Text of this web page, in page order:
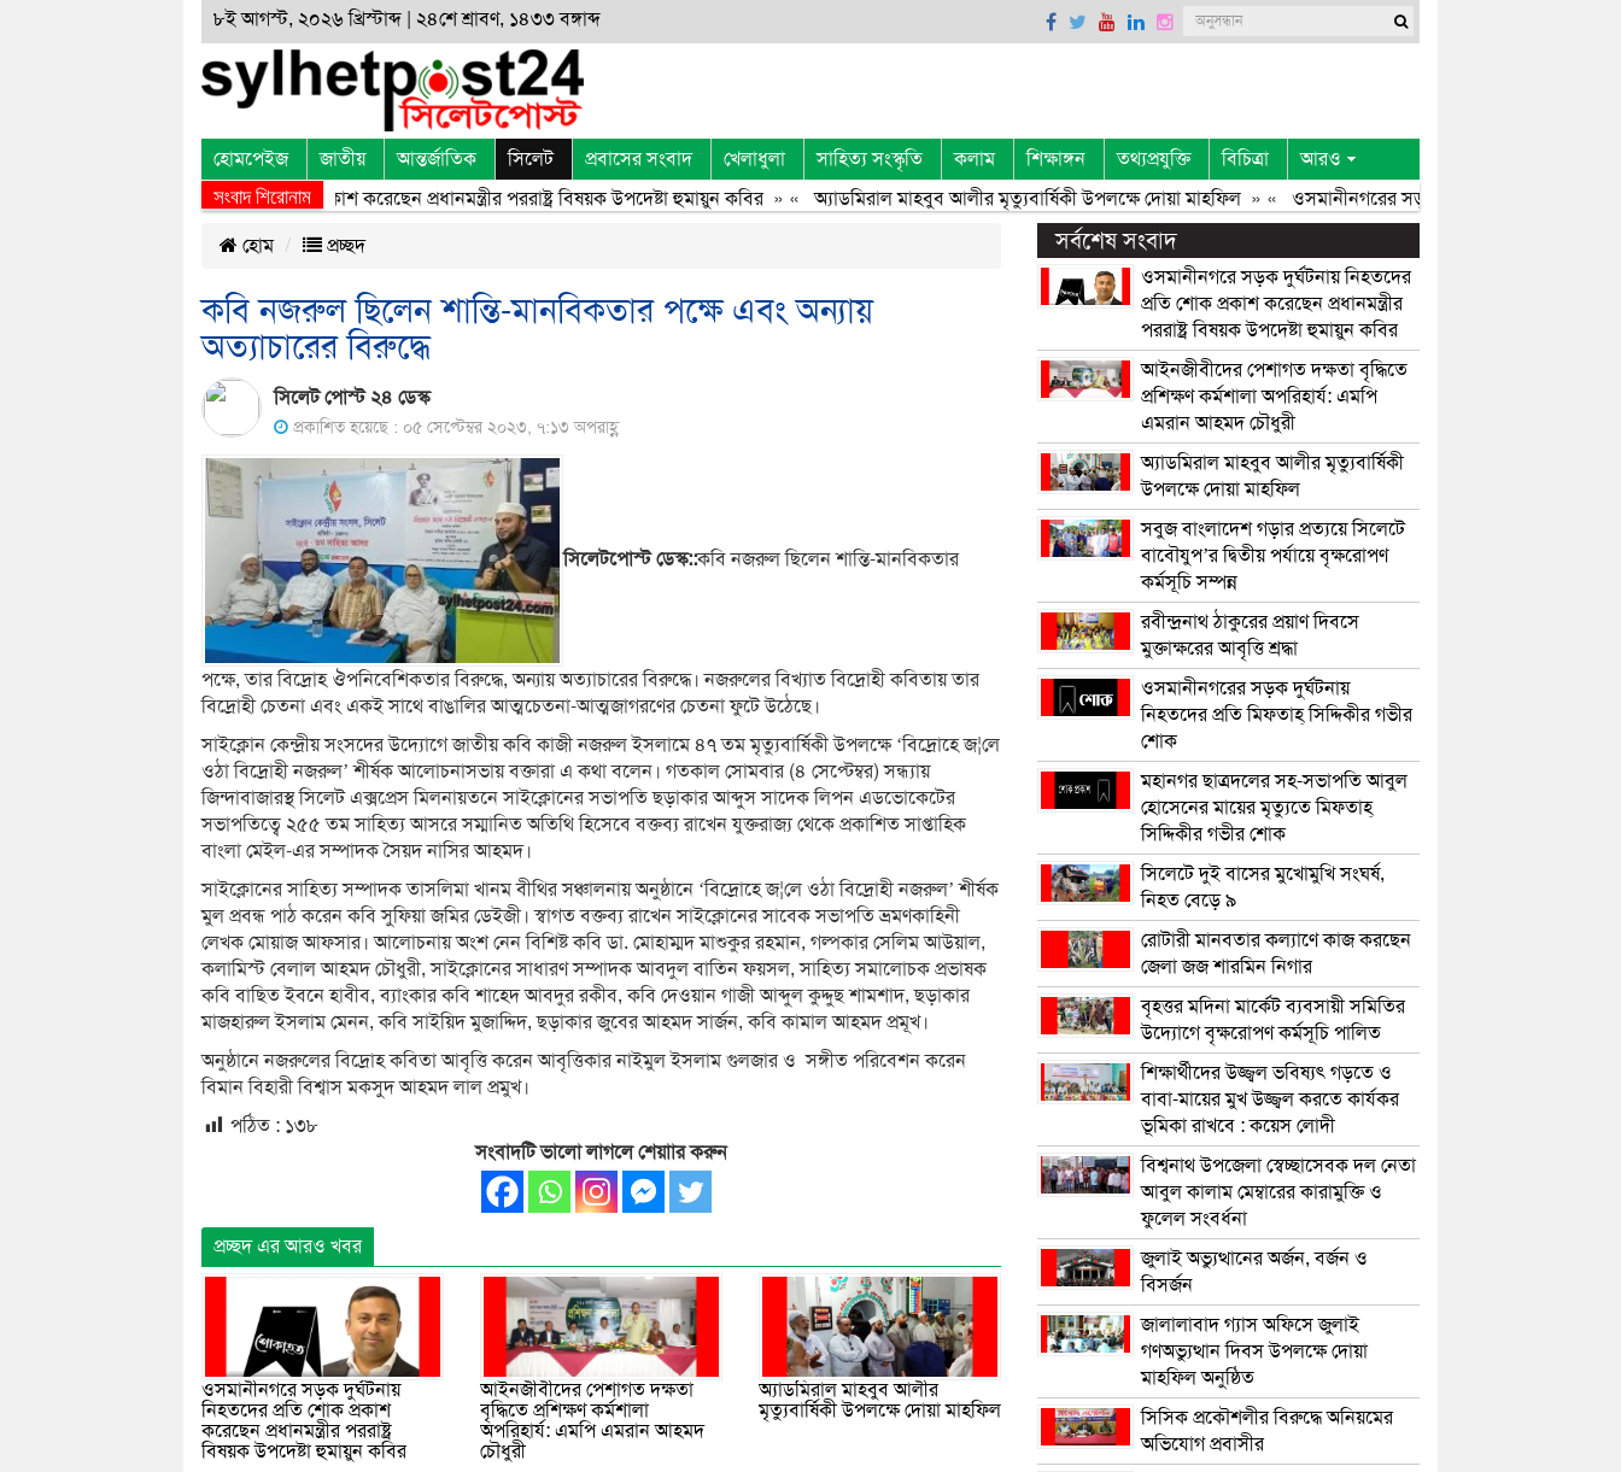
৮ই আগস্ট, ২০২৬ খ্রিস্টাব্দ | ২৪শে শ্রাবণ, ১৪৩৩ বঙ্গাব্দ
হোমপেইজ জাতীয় আন্তর্জাতিক সিলেট প্রবাসের সংবাদ খেলাধুলা সাহিত্য সংস্কৃতি কলাম শিক্ষাঙ্গন তথ্যপ্রযুক্তি বিচিত্রা আরও
সংবাদ শিরোনাম
সড়ক দুর্ঘটনায় নিহতদের প্রতি শোক প্রকাশ করেছেন প্রধানমন্ত্রীর পররাষ্ট্র বিষয়ক উপদেষ্টা হুমায়ুন কবির» « অ্যাডমিরাল মাহবুব আলীর মৃত্যুবার্ষিকী উপলক্ষে দোয়া মাহফিল» « ওসমানীনগরের সড়ক দুর্ঘটনায় নিহতদের প্রতি
হোম
প্রচ্ছদ
কবি নজরুল ছিলেন শান্তি-মানবিকতার পক্ষে এবং অন্যায়
অত্যাচারের বিরুদ্ধে
সিলেট পোস্ট ২৪ ডেস্ক
প্রকাশিত হয়েছে : ০৫ সেপ্টেম্বর ২০২৩, ৭:১৩ অপরাহ্ণ
সিলেটপোস্ট ডেস্ক::কবি নজরুল ছিলেন শান্তি-মানবিকতার
পক্ষে, তার বিদ্রোহ ঔপনিবেশিকতার বিরুদ্ধে, অন্যায় অত্যাচারের বিরুদ্ধে। নজরুলের বিখ্যাত বিদ্রোহী কবিতায় তার
বিদ্রোহী চেতনা এবং একই সাথে বাঙালির আত্মচেতনা-আত্মজাগরণের চেতনা ফুটে উঠেছে।
সাইক্লোন কেন্দ্রীয় সংসদের উদ্যোগে জাতীয় কবি কাজী নজরুল ইসলামে ৪৭ তম মৃত্যুবার্ষিকী উপলক্ষে ‘বিদ্রোহে জ¦লে
ওঠা বিদ্রোহী নজরুল’ শীর্ষক আলোচনাসভায় বক্তারা এ কথা বলেন। গতকাল সোমবার (৪ সেপ্টেম্বর) সন্ধ্যায়
জিন্দাবাজারস্থ সিলেট এক্সপ্রেস মিলনায়তনে সাইক্লোনের সভাপতি ছড়াকার আব্দুস সাদেক লিপন এডভোকেটের
সভাপতিত্বে ২৫৫ তম সাহিত্য আসরে সম্মানিত অতিথি হিসেবে বক্তব্য রাখেন যুক্তরাজ্য থেকে প্রকাশিত সাপ্তাহিক
বাংলা মেইল-এর সম্পাদক সৈয়দ নাসির আহমদ।
সাইক্লোনের সাহিত্য সম্পাদক তাসলিমা খানম বীথির সঞ্চালনায় অনুষ্ঠানে ‘বিদ্রোহে জ¦লে ওঠা বিদ্রোহী নজরুল’ শীর্ষক
মুল প্রবন্ধ পাঠ করেন কবি সুফিয়া জমির ডেইজী। স্বাগত বক্তব্য রাখেন সাইক্লোনের সাবেক সভাপতি ভ্রমণকাহিনী
লেখক মোয়াজ আফসার। আলোচনায় অংশ নেন বিশিষ্ট কবি ডা. মোহাম্মদ মাশুকুর রহমান, গল্পকার সেলিম আউয়াল,
কলামিস্ট বেলাল আহমদ চৌধুরী, সাইক্লোনের সাধারণ সম্পাদক আবদুল বাতিন ফয়সল, সাহিত্য সমালোচক প্রভাষক
কবি বাছিত ইবনে হাবীব, ব্যাংকার কবি শাহেদ আবদুর রকীব, কবি দেওয়ান গাজী আব্দুল কুদ্দুছ শামশাদ, ছড়াকার
মাজহারুল ইসলাম মেনন, কবি সাইয়িদ মুজাদ্দিদ, ছড়াকার জুবের আহমদ সার্জন, কবি কামাল আহমদ প্রমূখ।
অনুষ্ঠানে নজরুলের বিদ্রোহ কবিতা আবৃত্তি করেন আবৃত্তিকার নাইমুল ইসলাম গুলজার ও সঙ্গীত পরিবেশন করেন
বিমান বিহারী বিশ্বাস মকসুদ আহমদ লাল প্রমুখ।
পঠিত : ১৩৮
সংবাদটি ভালো লাগলে শেয়াার করুন
প্রচ্ছদ এর আরও খবর
ওসমানীনগরে সড়ক দুর্ঘটনায়
নিহতদের প্রতি শোক প্রকাশ
করেছেন প্রধানমন্ত্রীর পররাষ্ট্র
বিষয়ক উপদেষ্টা হুমায়ুন কবির
আইনজীবীদের পেশাগত দক্ষতা
বৃদ্ধিতে প্রশিক্ষণ কর্মশালা
অপরিহার্য: এমপি এমরান আহমদ
চৌধুরী
অ্যাডমিরাল মাহবুব আলীর
মৃত্যুবার্ষিকী উপলক্ষে দোয়া মাহফিল
সর্বশেষ সংবাদ
ওসমানীনগরে সড়ক দুর্ঘটনায় নিহতদের
প্রতি শোক প্রকাশ করেছেন প্রধানমন্ত্রীর
পররাষ্ট্র বিষয়ক উপদেষ্টা হুমায়ুন কবির
আইনজীবীদের পেশাগত দক্ষতা বৃদ্ধিতে
প্রশিক্ষণ কর্মশালা অপরিহার্য: এমপি
এমরান আহমদ চৌধুরী
অ্যাডমিরাল মাহবুব আলীর মৃত্যুবার্ষিকী
উপলক্ষে দোয়া মাহফিল
সবুজ বাংলাদেশ গড়ার প্রত্যয়ে সিলেটে
বাবৌযুপ’র দ্বিতীয় পর্যায়ে বৃক্ষরোপণ
কর্মসূচি সম্পন্ন
রবীন্দ্রনাথ ঠাকুরের প্রয়াণ দিবসে
মুক্তাক্ষরের আবৃত্তি শ্রদ্ধা
ওসমানীনগরের সড়ক দুর্ঘটনায়
নিহতদের প্রতি মিফতাহ্ সিদ্দিকীর গভীর
শোক
মহানগর ছাত্রদলের সহ-সভাপতি আবুল
হোসেনের মায়ের মৃত্যুতে মিফতাহ্
সিদ্দিকীর গভীর শোক
সিলেটে দুই বাসের মুখোমুখি সংঘর্ষ,
নিহত বেড়ে ৯
রোটারী মানবতার কল্যাণে কাজ করছেন
জেলা জজ শারমিন নিগার
বৃহত্তর মদিনা মার্কেট ব্যবসায়ী সমিতির
উদ্যোগে বৃক্ষরোপণ কর্মসূচি পালিত
শিক্ষার্থীদের উজ্জ্বল ভবিষ্যৎ গড়তে ও
বাবা-মায়ের মুখ উজ্জ্বল করতে কার্যকর
ভূমিকা রাখবে : কয়েস লোদী
বিশ্বনাথ উপজেলা স্বেচ্ছাসেবক দল নেতা
আবুল কালাম মেম্বারের কারামুক্তি ও
ফুলেল সংবর্ধনা
জুলাই অভ্যুত্থানের অর্জন, বর্জন ও
বিসর্জন
জালালাবাদ গ্যাস অফিসে জুলাই
গণঅভ্যুত্থান দিবস উপলক্ষে দোয়া
মাহফিল অনুষ্ঠিত
সিসিক প্রকৌশলীর বিরুদ্ধে অনিয়মের
অভিযোগ প্রবাসীর